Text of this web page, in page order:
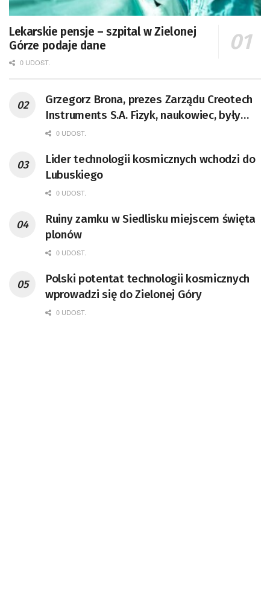
Lekarskie pensje – szpital w Zielonej
Górze podaje dane
0 UDOST.
Grzegorz Brona, prezes Zarządu Creotech
Instruments S.A. Fizyk, naukowiec, były
pracownik CERN w Genewie,
doktor habilitowany nauk fizycznych,
koordynator Rady Sektorowej ds.
Kompetencji Przemysłu Lotniczo-
Badań Kosmicznych i Satelitarnych PAN.
0 UDOST.
Lider technologii kosmicznych wchodzi do
Lubuskiego
0 UDOST.
Ruiny zamku w Siedlisku miejscem święta
plonów
0 UDOST.
Polski potentat technologii kosmicznych
wprowadzi się do Zielonej Góry
0 UDOST.